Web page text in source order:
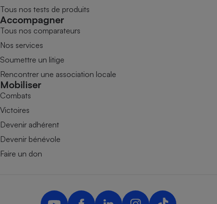
Tous nos tests de produits
Accompagner
Tous nos comparateurs
Nos services
Soumettre un litige
Rencontrer une association locale
Mobiliser
Combats
Victoires
Devenir adhérent
Devenir bénévole
Faire un don